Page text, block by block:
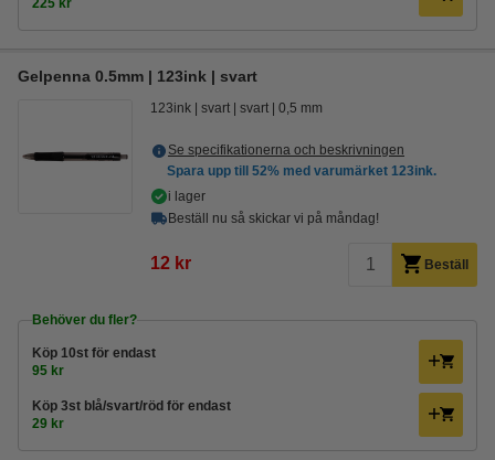
225 kr
Gelpenna 0.5mm | 123ink | svart
123ink svart svart 0,5 mm
Se specifikationerna och beskrivningen
Spara upp till 52% med varumärket 123ink.
i lager
Beställ nu så skickar vi på måndag!
12 kr Beställ
Behöver du fler?
Köp 10st för endast
95 kr
Köp 3st blå/svart/röd för endast
29 kr